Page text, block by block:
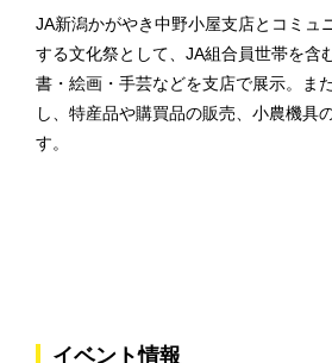
JA新潟かがやき中野小屋支店とコミュ
する文化祭として、JA組合員世帯を含
書・絵画・手芸などを支店で展示。ま
し、特産品や購買品の販売、小農機具
す。
イベント情報